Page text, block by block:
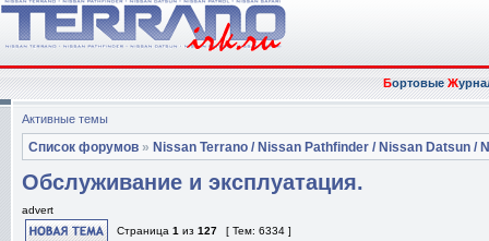
БортовыеЖ
Активные темы
Список форумов » Nissan Terrano / Nissan Pathfinder / Nissan Datsun /
Обслуживание и эксплуатация.
advert
Страница 1 из 127 [ Тем: 6334 ]